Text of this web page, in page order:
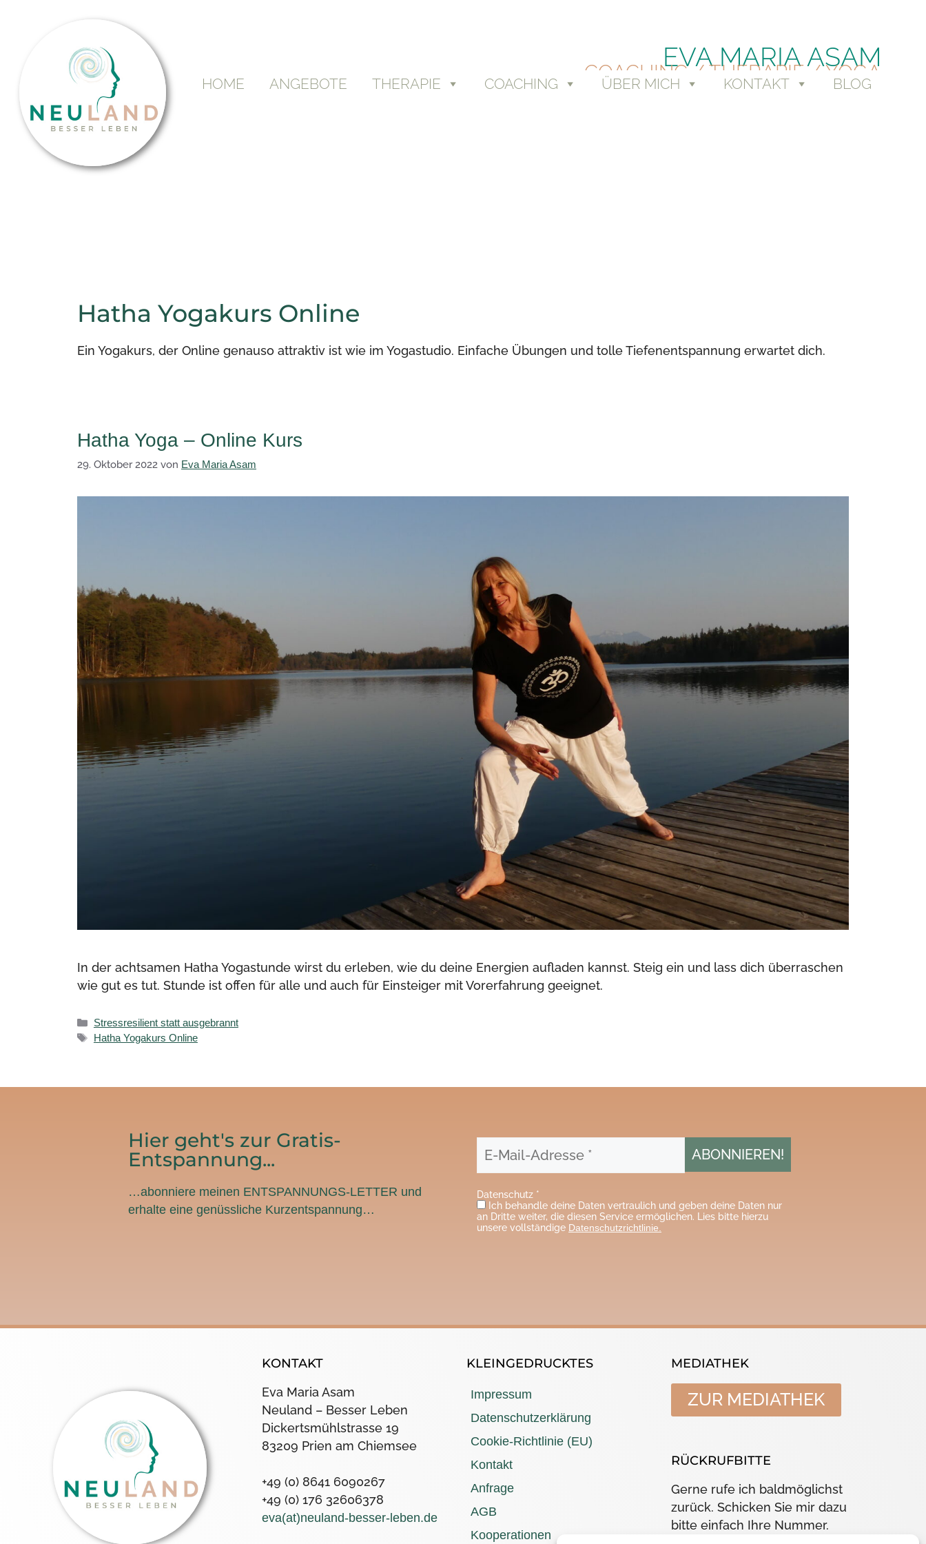
EVA MARIA ASAM
COACHING / THERAPIE / YOGA
HOME ANGEBOTE THERAPIE COACHING ÜBER MICH KONTAKT BLOG
Hatha Yogakurs Online
Ein Yogakurs, der Online genauso attraktiv ist wie im Yogastudio. Einfache Übungen und tolle Tiefenentspannung erwartet dich.
Hatha Yoga – Online Kurs
29. Oktober 2022 von Eva Maria Asam
In der achtsamen Hatha Yogastunde wirst du erleben, wie du deine Energien aufladen kannst. Steig ein und lass dich überraschen
wie gut es tut. Stunde ist offen für alle und auch für Einsteiger mit Vorerfahrung geeignet.
Stressresilient statt ausgebrannt
Hatha Yogakurs Online
Hier geht's zur Gratis-
Entspannung...
…abonniere meinen ENTSPANNUNGS-LETTER und
erhalte eine genüssliche Kurzentspannung…
Datenschutz *
Ich behandle deine Daten vertraulich und geben deine Daten nur
an Dritte weiter, die diesen Service ermöglichen. Lies bitte hierzu
unsere vollständige Datenschutzrichtlinie.
KONTAKT
Eva Maria Asam
Neuland – Besser Leben
Dickertsmühlstrasse 19
83209 Prien am Chiemsee
+49 (0) 8641 6090267
+49 (0) 176 32606378
eva(at)neuland-besser-leben.de
KLEINGEDRUCKTES
Impressum
Datenschutzerklärung
Cookie-Richtlinie (EU)
Kontakt
Anfrage
AGB
Kooperationen
MEDIATHEK
ZUR MEDIATHEK
RÜCKRUFBITTE
Gerne rufe ich baldmöglichst
zurück. Schicken Sie mir dazu
bitte einfach Ihre Nummer.